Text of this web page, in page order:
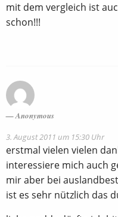
mit dem vergleich ist
schon!!!
Anonymous
3. August 2011 um 15:30 Uhr
erstmal vielen vielen
interessiere mich auch
mir aber bei
ist es sehr nützlich das